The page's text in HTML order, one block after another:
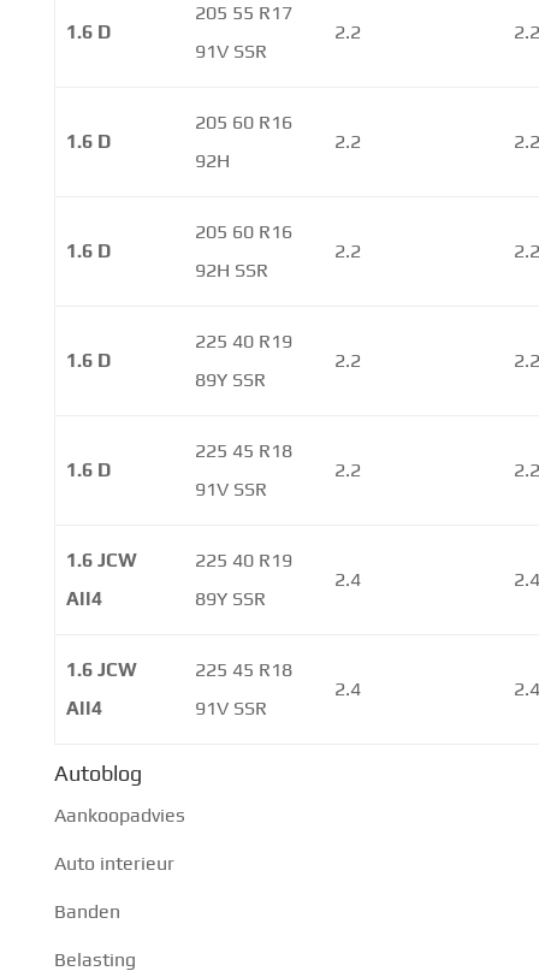
1.6 D
205 55 R17
91V SSR
2.2
1.6 D
205 60 R16
92H
2.2
1.6 D
205 60 R16
92H SSR
2.2
1.6 D
225 40 R19
89Y SSR
2.2
1.6 D
225 45 R18
91V SSR
2.2
1.6 JCW
All4
225 40 R19
89Y SSR
2.4
1.6 JCW
All4
225 45 R18
91V SSR
2.4
Autoblog
Aankoopadvies
Auto interieur
Banden
Belasting